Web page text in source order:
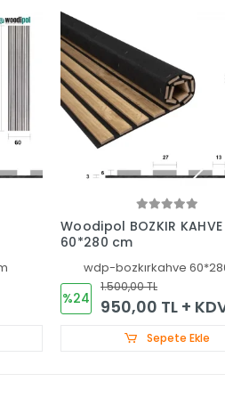
Woodipol BOZKIR KAHVE
60*280 cm
wdp-bozkırkahve
%24
1.500,00 TL
950,00 TL +
Sepete Ekle